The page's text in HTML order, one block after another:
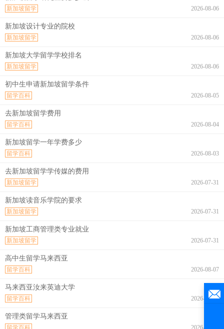
2026-08-06
新加坡留学
新加坡设计专业的院校
2026-08-06
新加坡留学
新加坡大学留学学校排名
2026-08-06
新加坡留学
初中生申请新加坡留学条件
2026-08-05
留学百科
去新加坡留学费用
2026-08-04
留学百科
新加坡留学一年学费多少
2026-08-03
留学百科
去新加坡留学学传媒的费用
2026-07-31
新加坡留学
新加坡读音乐学院的要求
2026-07-31
新加坡留学
新加坡工商管理类专业就业
2026-07-31
新加坡留学
高中生留学马来西亚
2026-08-07
留学百科
马来西亚汝来英迪大学
2026-08-07
留学百科
管理类留学马来西亚
2026-08-07
留学百科